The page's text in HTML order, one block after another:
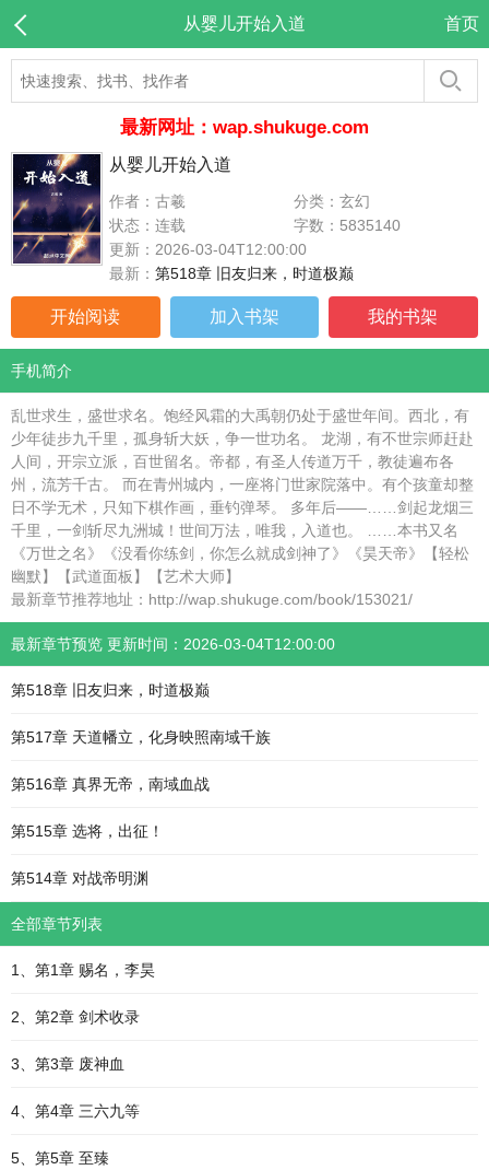
从婴儿开始入道 首页
最新网址：wap.shukuge.com
从婴儿开始入道
作者：古羲
分类：玄幻
状态：连载
字数：5835140
更新：2026-03-04T12:00:00
最新： 第518章 旧友归来，时道极巅
开始阅读 加入书架 我的书架
手机简介
乱世求生，盛世求名。饱经风霜的大禹朝仍处于盛世年间。西北，有
少年徒步九千里，孤身斩大妖，争一世功名。 龙湖，有不世宗师赶赴
人间，开宗立派，百世留名。帝都，有圣人传道万千，教徒遍布各
州，流芳千古。 而在青州城内，一座将门世家院落中。有个孩童却整
日不学无术，只知下棋作画，垂钓弹琴。 多年后——……剑起龙烟三
千里，一剑斩尽九洲城！世间万法，唯我，入道也。 ……本书又名
《万世之名》《没看你练剑，你怎么就成剑神了》《昊天帝》【轻松
幽默】【武道面板】【艺术大师】
最新章节推荐地址：http://wap.shukuge.com/book/153021/
最新章节预览 更新时间：2026-03-04T12:00:00
第518章 旧友归来，时道极巅
第517章 天道幡立，化身映照南域千族
第516章 真界无帝，南域血战
第515章 选将，出征！
第514章 对战帝明渊
全部章节列表
1、第1章 赐名，李昊
2、第2章 剑术收录
3、第3章 废神血
4、第4章 三六九等
5、第5章 至臻